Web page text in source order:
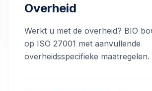
Overheid
Werkt u met de overheid? BIO
op ISO 27001 met aanvullende
overheidsspecifieke maatregelen.